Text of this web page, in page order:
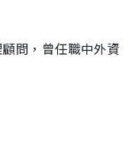
問，曾任職中外資